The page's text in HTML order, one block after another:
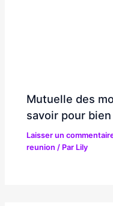
Mutuelle des
savoir pour
Laisser un
reunion / Par Lily